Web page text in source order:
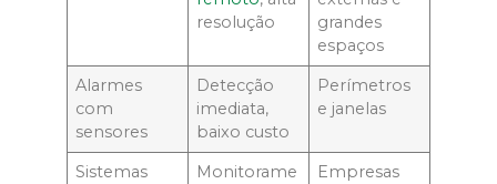
resolução
grandes
espaços
Alarmes
com
sensores
Detecção
imediata,
baixo custo
Perímetros
e janelas
Sistemas
Monitorame
Empresas